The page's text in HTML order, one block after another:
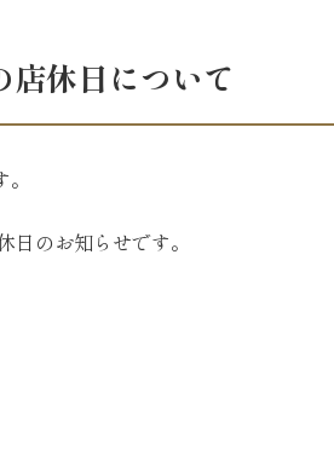
店休日について
のお知らせです。